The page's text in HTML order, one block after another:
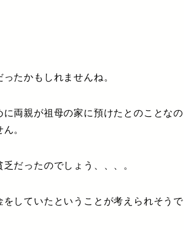
たかもしれませんね。
両親が祖母の家に預けたとのことなの
。
だったのでしょう、、、。
していたということが考えられそうで